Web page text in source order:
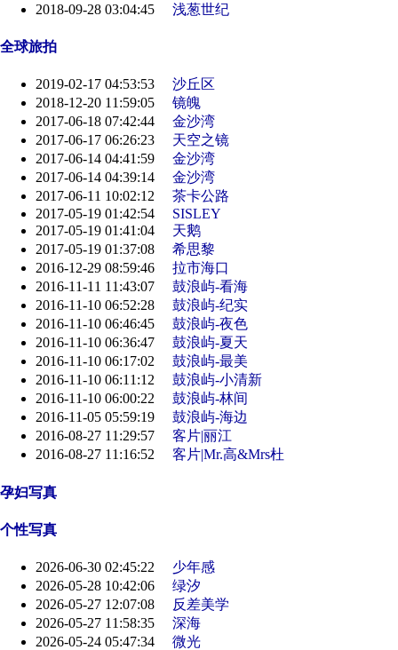
2018-09-28 03:04:45
浅葱世纪
全球旅拍
2019-02-17 04:53:53
沙丘区
2018-12-20 11:59:05
镜魄
2017-06-18 07:42:44
金沙湾
2017-06-17 06:26:23
天空之镜
2017-06-14 04:41:59
金沙湾
2017-06-14 04:39:14
金沙湾
2017-06-11 10:02:12
茶卡公路
2017-05-19 01:42:54
SISLEY
2017-05-19 01:41:04
天鹅
2017-05-19 01:37:08
希思黎
2016-12-29 08:59:46
拉市海口
2016-11-11 11:43:07
鼓浪屿-看海
2016-11-10 06:52:28
鼓浪屿-纪实
2016-11-10 06:46:45
鼓浪屿-夜色
2016-11-10 06:36:47
鼓浪屿-夏天
2016-11-10 06:17:02
鼓浪屿-最美
2016-11-10 06:11:12
鼓浪屿-小清新
2016-11-10 06:00:22
鼓浪屿-林间
2016-11-05 05:59:19
鼓浪屿-海边
2016-08-27 11:29:57
客片|丽江
2016-08-27 11:16:52
客片|Mr.高&Mrs杜
孕妇写真
个性写真
2026-06-30 02:45:22
少年感
2026-05-28 10:42:06
绿汐
2026-05-27 12:07:08
反差美学
2026-05-27 11:58:35
深海
2026-05-24 05:47:34
微光